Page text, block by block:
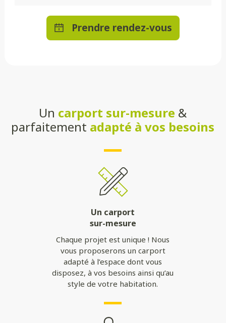
Prendre rendez-vous
Un carport sur-mesure &
parfaitement adapté à vos besoins
Un carport
sur-mesure
Chaque projet est unique ! Nous
vous proposerons un carport
adapté à l’espace dont vous
disposez, à vos besoins ainsi qu’au
style de votre habitation.